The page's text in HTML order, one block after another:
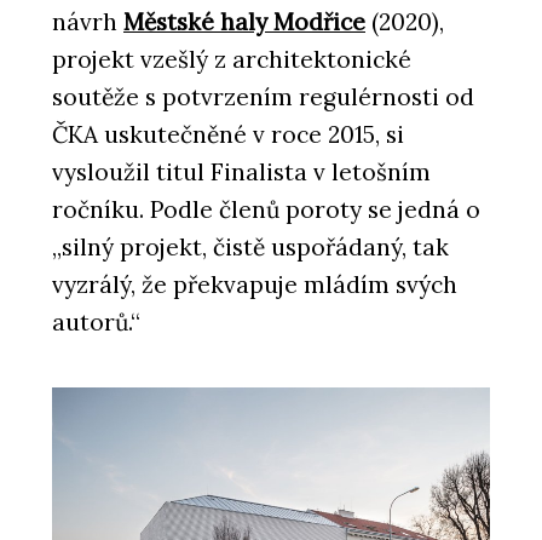
návrh Městské haly Modřice (2020),
projekt vzešlý z architektonické
soutěže s potvrzením regulérnosti od
ČKA uskutečněné v roce 2015, si
vysloužil titul Finalista v letošním
ročníku. Podle členů poroty se jedná o
„silný projekt, čistě uspořádaný, tak
vyzrálý, že překvapuje mládím svých
autorů.“